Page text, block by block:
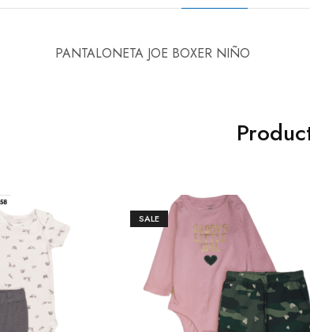
PANTALONETA JOE BOXER NIÑO
SALE